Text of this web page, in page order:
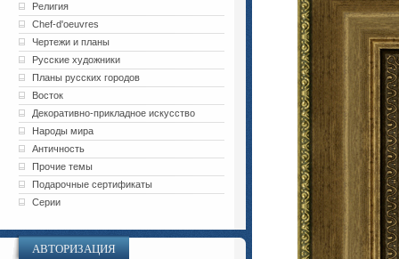
Религия
Chef-d'oeuvres
Чертежи и планы
Русские художники
Планы русских городов
Восток
Декоративно-прикладное искусство
Народы мира
Античность
Прочие темы
Подарочные сертификаты
Серии
АВТОРИЗАЦИЯ